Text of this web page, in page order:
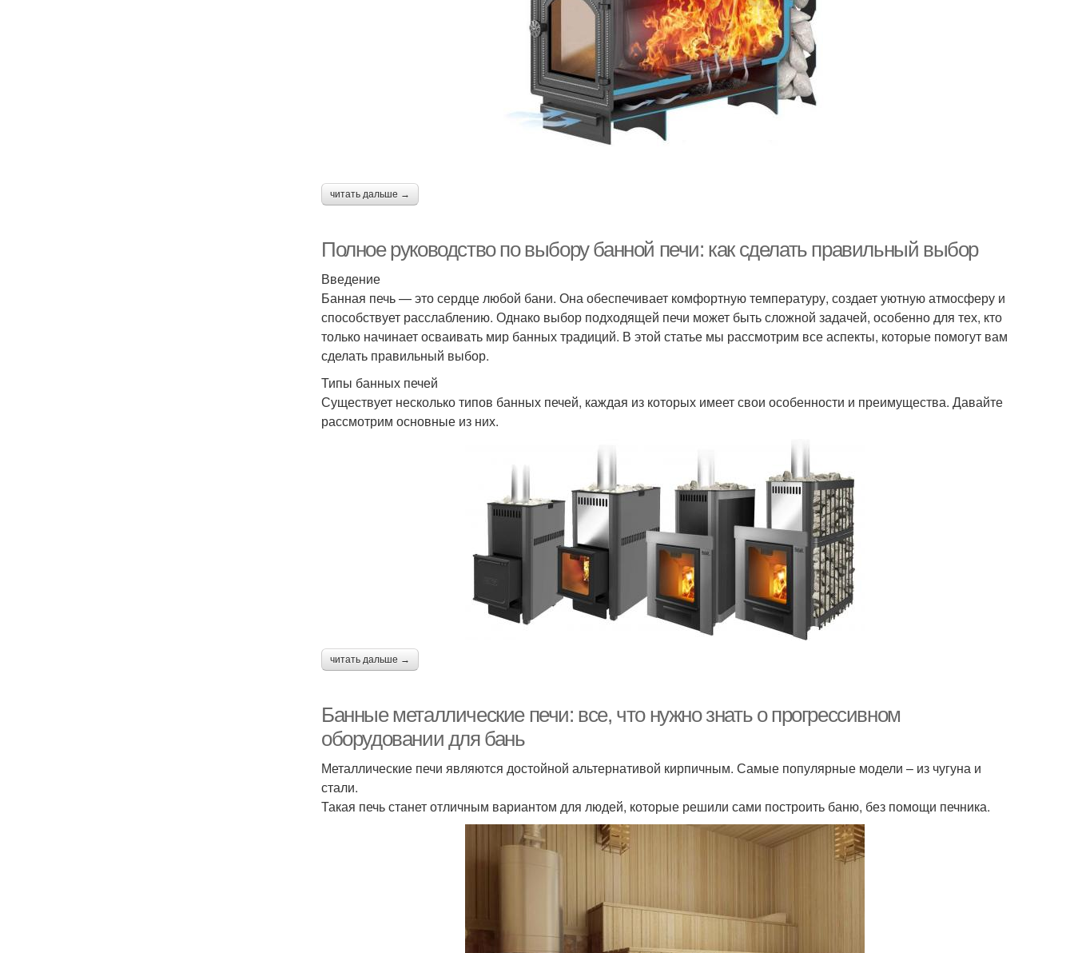
читать дальше →
Полное руководство по выбору банной печи: как сделать правильный выбор
Введение
Банная печь — это сердце любой бани. Она обеспечивает комфортную температуру, создает уютную атмосферу и
способствует расслаблению. Однако выбор подходящей печи может быть сложной задачей, особенно для тех, кто
только начинает осваивать мир банных традиций. В этой статье мы рассмотрим все аспекты, которые помогут вам
сделать правильный выбор.
Типы банных печей
Существует несколько типов банных печей, каждая из которых имеет свои особенности и преимущества. Давайте
рассмотрим основные из них.
читать дальше →
Банные металлические печи: все, что нужно знать о прогрессивном
оборудовании для бань
Металлические печи являются достойной альтернативой кирпичным. Самые популярные модели – из чугуна и
стали.
Такая печь станет отличным вариантом для людей, которые решили сами построить баню, без помощи печника.